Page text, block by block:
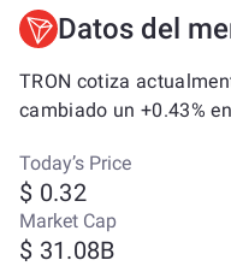
Datos del
TRON cotiza
cambiado un +0.43%
Today’s Price
$ 0.32
Market Cap
$ 31.08B